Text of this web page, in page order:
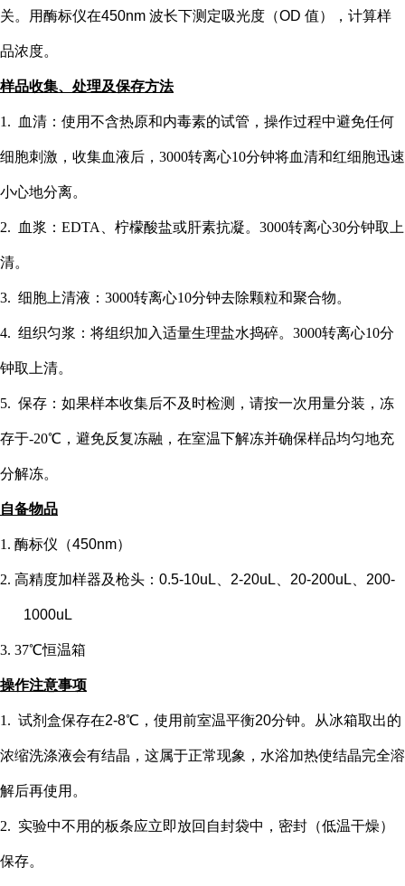
关。用酶标仪在450nm 波长下测定吸光度（OD 值），计算样
品浓度。
样品收集、处理及保存方法
1. 血清：使用不含热原和内毒素的试管，操作过程中避免任何
细胞刺激，收集血液后，3000转离心10分钟将血清和红细胞迅速
小心地分离。
2. 血浆：EDTA、柠檬酸盐或肝素抗凝。3000转离心30分钟取上
清。
3. 细胞上清液：3000转离心10分钟去除颗粒和聚合物。
4. 组织匀浆：将组织加入适量生理盐水捣碎。3000转离心10分
钟取上清。
5. 保存：如果样本收集后不及时检测，请按一次用量分装，冻
存于-20℃，避免反复冻融，在室温下解冻并确保样品均匀地充
分解冻。
自备物品
1. 酶标仪（450nm）
2. 高精度加样器及枪头： 0.5-10uL、2-20uL、20-200uL、200-
1000uL
3. 37℃恒温箱
操作注意事项
1. 试剂盒保存在2-8℃，使用前室温平衡20分钟。从冰箱取出的
浓缩洗涤液会有结晶，这属于正常现象，水浴加热使结晶完全溶
解后再使用。
2. 实验中不用的板条应立即放回自封袋中，密封（低温干燥）
保存。